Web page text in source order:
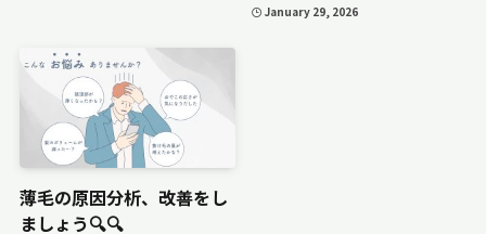
January 29, 2026
薄毛の原因分析、改善をし
ましょう🔍🔍